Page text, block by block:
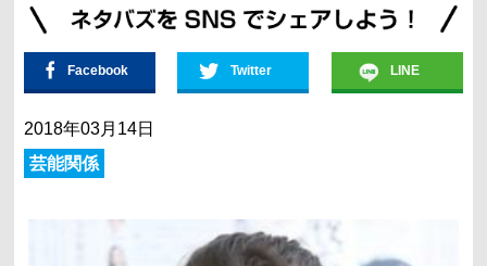
Facebook Twitter LINE
2018年03月14日
芸能関係